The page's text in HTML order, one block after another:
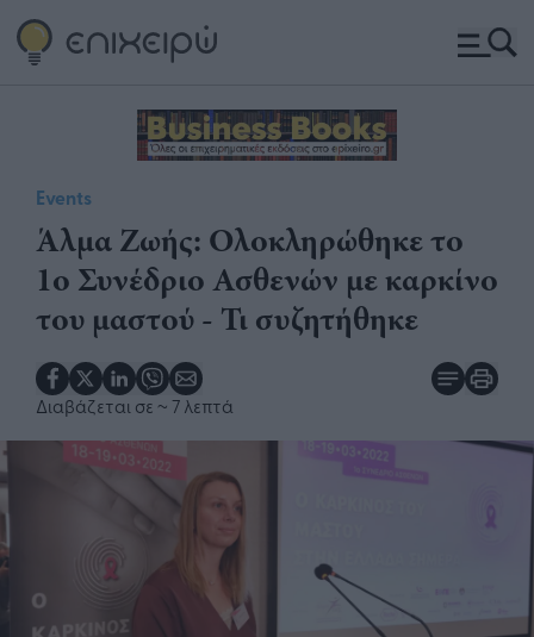
Events
Άλμα Ζωής: Ολοκληρώθηκε το
1ο Συνέδριο Ασθενών με καρκίνο
του μαστού - Τι συζητήθηκε​
Διαβάζεται σε ~ 7 λεπτά